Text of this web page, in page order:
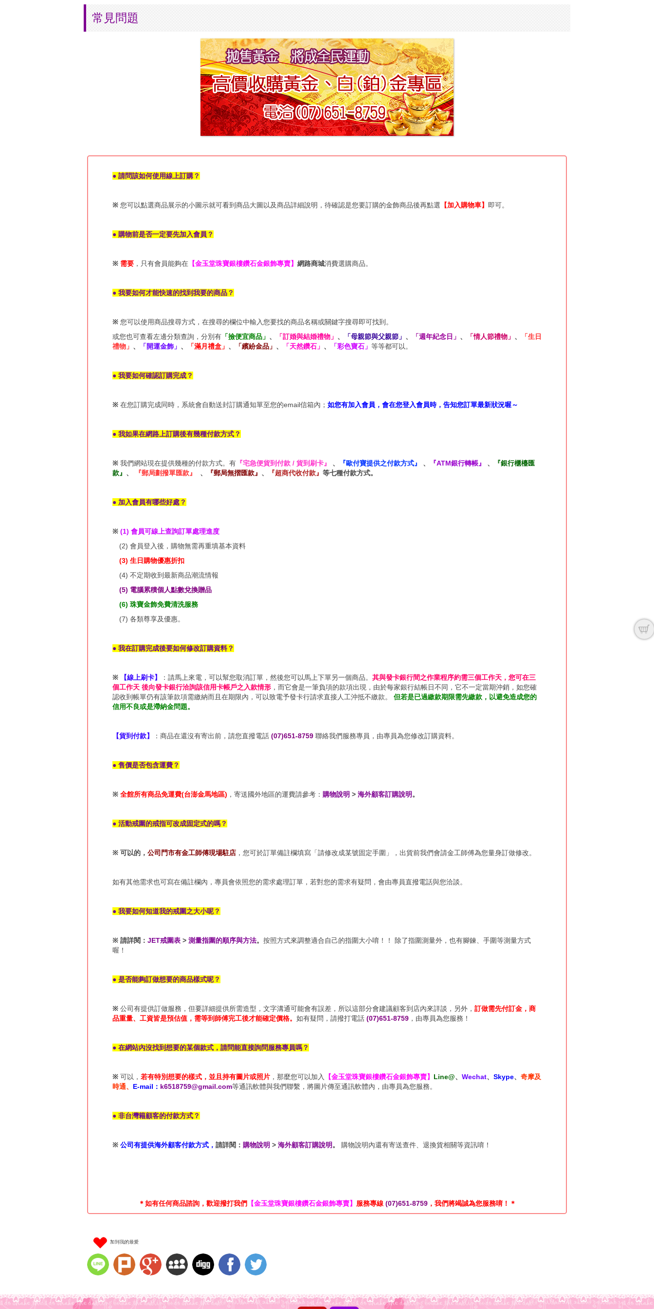
常見問題
● 請問該如何使用線上訂購？
※您可以點選商品展示的小圖示就可看到商品大圖以及商品詳細說明，待確認是您要訂購的金飾商品後再點選 【加入購物車】 即可。
● 購物前是否一定要先加入會員？
※ 需要，只有會員能夠在【金玉堂珠寶銀樓鑽石金銀飾專賣】 網路商城消費選購商品。
● 我要如何才能快速的找到我要的商品？
※您可以使用商品搜尋方式，在搜尋的欄位中輸入您要找的商品名稱或關鍵字搜尋即可找到。
或您也可查看左邊分類查詢，分別有「撿便宜商品」 、 「訂婚與結婚禮物」 、 「母親節與父親節」 、 「週年紀念日」 、 「情人節禮物」 、
「生日
禮物」 、 「開運金飾」 、 「滿月禮盒」 、 「繽紛金品」 、 「天然鑽石」 、 「彩色寶石」 等等都可以。
● 我要如何確認訂購完成？
※在您訂購完成同時，系統會自動送封訂購通知單至您的email信箱內； 如您有加入會員，會在您登入會員時，告知您訂單最新狀況喔～
● 我如果在網路上訂購後有幾種付款方式？
※我們網站現在提供幾種的付款方式。有『宅急便貨到付款 / 貨到刷卡』 、 『歐付寶提供之付款方式』 、 『ATM銀行轉帳』 、
『銀行櫃檯匯
款』 、 『郵局劃撥單匯款』 、 『郵局無摺匯款』 、 『超商代收付款』 等七種付款方式。
● 加入會員有哪些好處？
※ (1) 會員可線上查詢訂單處理進度
(2) 會員登入後，購物無需再重填基本資料
(3) 生日購物優惠折扣
(4) 不定期收到最新商品潮流情報
(5) 電腦累積個人點數兌換贈品
(6) 珠寶金飾免費清洗服務
(7) 各類尊享及優惠。
● 我在訂購完成後要如何修改訂購資料？
※ 【線上刷卡】 ：請馬上來電，可以幫您取消訂單，然後您可以馬上下單另一個商品。 其與發卡銀行間之作業程序約需三個工作天，您可在三
個工作天 後向發卡銀行洽詢該信用卡帳戶之入款情形，而它會是一筆負項的款項出現，由於每家銀行結帳日不同，它不一定當期沖銷，如您確
認收到帳單仍有該筆款項需繳納而且在期限內，可以致電予發卡行請求直接人工沖抵不繳款。 但若是已過繳款期限需先繳款，以避免造成您的
信用不良或是滯納金問題。
【貨到付款】 ：商品在還沒有寄出前，請您直撥電話 (07)651-8759聯絡我們服務專員，由專員為您修改訂購資料。
● 售價是否包含運費？
※ 全館所有商品免運費(台澎金馬地區) ，寄送國外地區的運費請參考： 購物說明 > 海外顧客訂購說明。
● 活動戒圍的戒指可改成固定式的嗎？
※ 可以的， 公司門市有金工師傅現場駐店，您可於訂單備註欄填寫「請修改成某號固定手圍」，出貨前我們會請金工師傅為您量身訂做修改。
如有其他需求也可寫在備註欄內，專員會依照您的需求處理訂單，若對您的需求有疑問，會由專員直撥電話與您洽談。
● 我要如何知道我的戒圍之大小呢？
※ 請詳閱： JET戒圍表> 測量指圍的順序與方法。 按照方式來調整適合自己的指圍大小唷！！ 除了指圍測量外，也有腳鍊、手圍等測量方式
喔！
● 是否能夠訂做想要的商品樣式呢？
※公司有提供訂做服務，但要詳細提供所需造型，文字溝通可能會有誤差，所以這部分會建議顧客到店內來詳談，另外， 訂做需先付訂金，商
品重量、工資皆是預估值，需等到師傅完工後才能確定價格。 如有疑問，請撥打電話 (07)651-8759，由專員為您服務！
● 在網站內沒找到想要的某個款式，請問能直接詢問服務專員嗎？
※可以， 若有特別想要的樣式，並且持有圖片或照片，那麼您可以加入 【金玉堂珠寶銀樓鑽石金銀飾專賣】 Line@、 Wechat、 Skype、 奇摩及
時通、 E-mail： k6518759@gmail.com等通訊軟體與我們聯繫，將圖片傳至通訊軟體內，由專員為您服務。
● 非台灣籍顧客的付款方式？
※ 公司有提供海外顧客付款方式， 請詳閱： 購物說明 > 海外顧客訂購說明。 購物說明內還有寄送查件、退換貨相關等資訊唷！
＊如有任何商品諮詢，歡迎撥打我們 【金玉堂珠寶銀樓鑽石金銀飾專賣】 服務專線(07)651-8759，我們將竭誠為您服務唷！＊
加到我的最愛